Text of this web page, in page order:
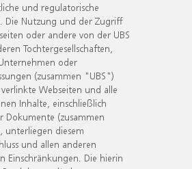
und regulatorische
Die Nutzung und der Zugriff
oder andere von der UBS
Tochtergesellschaften,
oder
(zusammen "UBS")
Webseiten und alle
Inhalte, einschließlich
Dokumente (zusammen
unterliegen diesem
und allen anderen
Einschränkungen. Die hierin